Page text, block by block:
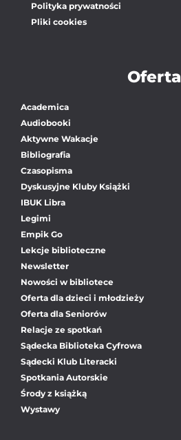
Polityka prywatności
Pliki cookies
Oferta
Academica
Audiobooki
Aktywne Wakacje
Bibliografia
Czasopisma
Dyskusyjne Kluby Książki
IBUK Libra
Legimi
Empik Go
Lekcje biblioteczne
Newsletter
Nowości w bibliotece
Oferta dla dzieci i młodzieży
Oferta dla Seniorów
Relacje ze spotkań
Sądecka Biblioteka Cyfrowa
Sądecki Klub Literacki
Spotkania Autorskie
Środy z książką
Wystawy